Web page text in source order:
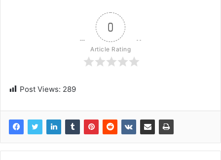
0
Article Rating
Post Views: 289